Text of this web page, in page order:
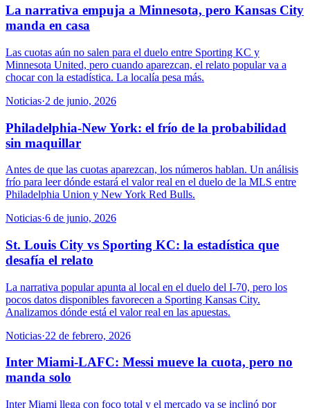
La narrativa empuja a Minnesota, pero Kansas City
manda en casa
Las cuotas aún no salen para el duelo entre Sporting KC y
Minnesota United, pero cuando aparezcan, el relato popular va a
chocar con la estadística. La localía pesa más.
Noticias·2 de junio, 2026
Philadelphia-New York: el frío de la probabilidad
sin maquillar
Antes de que las cuotas aparezcan, los números hablan. Un análisis
frío para leer dónde estará el valor real en el duelo de la MLS entre
Philadelphia Union y New York Red Bulls.
Noticias·6 de junio, 2026
St. Louis City vs Sporting KC: la estadística que
desafía el relato
La narrativa popular apunta al local en el duelo del I-70, pero los
pocos datos disponibles favorecen a Sporting Kansas City.
Analizamos dónde está el valor real en las apuestas.
Noticias·22 de febrero, 2026
Inter Miami-LAFC: Messi mueve la cuota, pero no
manda solo
Inter Miami llega con foco total y el mercado ya se inclinó por